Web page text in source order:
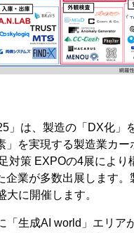
」は、製造の「DX化」
」を実現する製造業カ
対策 EXPOの4展によ
企業が多数出展します
大に開催します。
「生成AI world」エリア